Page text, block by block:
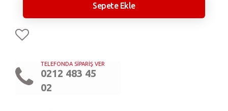
TELEFONDA SİPARİŞ VER
0212 483 45
02
Sepete Ekle